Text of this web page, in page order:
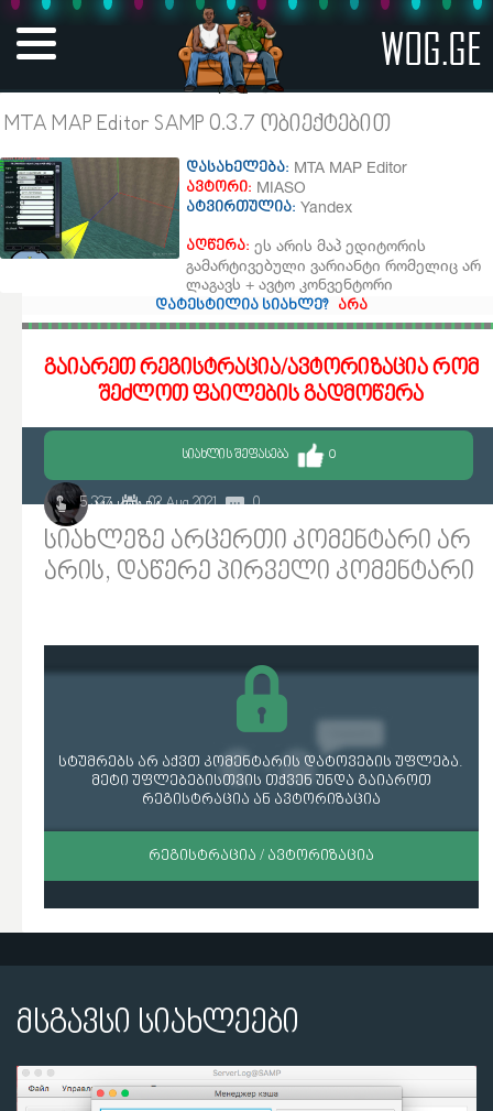
WOG.GE
MTA MAP Editor SAMP 0.3.7 ობიექტებით
დასახელება: MTA MAP Editor
ავტორი: MIASO​
ატვირთულია: Yandex
აღწერა: ეს არის მაპ ედიტორის
გამარტივებული ვარიანტი რომელიც არ
ლაგავს + ავტო კონვენტორი
დატესტილია სიახლე?
არა
გაიარეთ რეგისტრაცია/ავტორიზაცია რომ
შეძლოთ ფაილების გადმოწერა
ᲡᲘᲐᲮᲚᲘᲡ ᲨᲔᲤᲐᲡᲔᲑᲐ 0
MAKHARA
5 327 02 Aug 2021 0
სიახლეზე არცერთი კომენტარი არ
არის, დაწერე პირველი კომენტარი
სტუმრებს არ აქვთ კომენტარის დატოვების უფლება.
მეტი უფლებებისთვის თქვენ უნდა გაიაროთ
რეგისტრაცია ან ავტორიზაცია
ᲠᲔᲒᲘᲡᲢᲠᲐᲪᲘᲐ / ᲐᲕᲢᲝᲠᲘᲖᲐᲪᲘᲐ
მსგავსი სიახლეები